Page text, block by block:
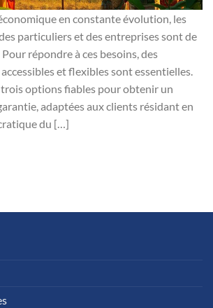
en constante évolution, les
particuliers et des entreprises sont de
répondre à ces besoins, des
et flexibles sont essentielles.
options fiables pour obtenir un
adaptées aux clients résidant en
du […]